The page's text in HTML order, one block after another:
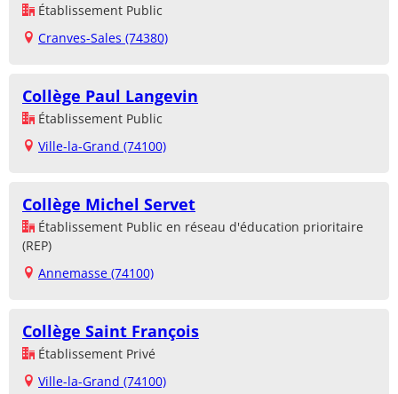
Établissement Public
Cranves-Sales (74380)
Collège Paul Langevin
Établissement Public
Ville-la-Grand (74100)
Collège Michel Servet
Établissement Public en réseau d'éducation prioritaire
(REP)
Annemasse (74100)
Collège Saint François
Établissement Privé
Ville-la-Grand (74100)